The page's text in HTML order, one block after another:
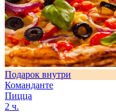
Подарок внутри
Команданте
Пицца
2 ч.